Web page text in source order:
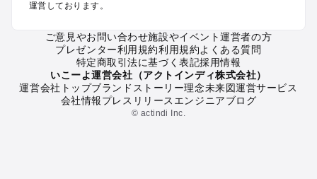
定番お出かけスポット
牧場
運営しております。
ご意見やお問い合わせ施設やイベント運営者の方
プレゼンター利用規約利用規約よくある質問
特定商取引法に基づく表記採用情報
いこーよ運営会社（アクトインディ株式会社）
運営会社トップブランドストーリー理念未来図運営サービス
会社情報プレスリリース エンジニアブログ
© actindi Inc.